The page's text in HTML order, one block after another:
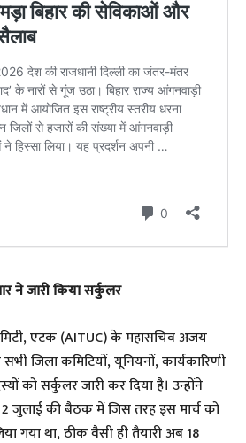
ने जारी किया सर्कुलर
एटक (AITUC) के महासचिव अजय
जिला कमिटियों, यूनियनों, कार्यकारिणी
को सर्कुलर जारी कर दिया है। उन्होंने
2 जुलाई की बैठक में जिस तरह इस मार्च को
गया था, ठीक वैसी ही तैयारी अब 18